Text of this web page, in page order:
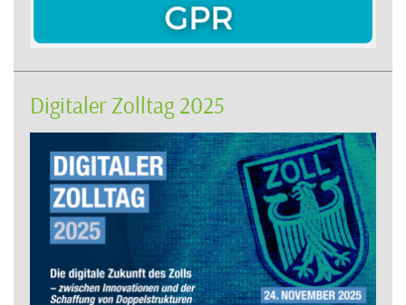
Digitaler Zolltag 2025